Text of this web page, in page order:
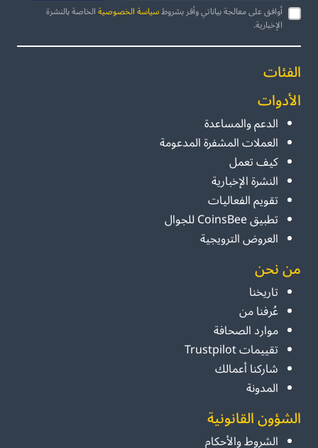
أوافق على معالجة بياناتي وأقر بشروطسياسة الخصوصيةالخاصة بالنشرة
الإخبارية.
الفئات
الأدوات
الدعم والمساعدة
العملات المشفرة المدعومة
كيف تعمل
النشرة الإخبارية
تقويم الفعاليات
تطبيق CoinsBee للجوال
العروض الترويجية
من نحن
تاريخنا
عُرفنا من
موارد الصحافة
تقييمات Trustpilot
شاركنا أعمالك
المدونة
الشؤون القانونية
الشروط والأحكام